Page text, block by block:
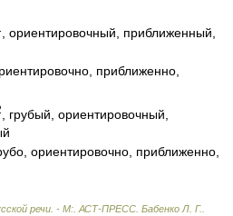
, ориентировочный, приближенный,
приближенно,
, грубый, ориентировочный,
ориентировочно, приближенно,
речи. - М:. АСТ-ПРЕСС Бабенко Л. Г.